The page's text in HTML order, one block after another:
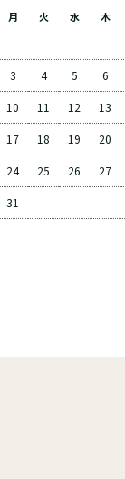
月 火 水 木
3 4 5 6
10 11 12 13
17 18 19 20
24 25 26 27
31